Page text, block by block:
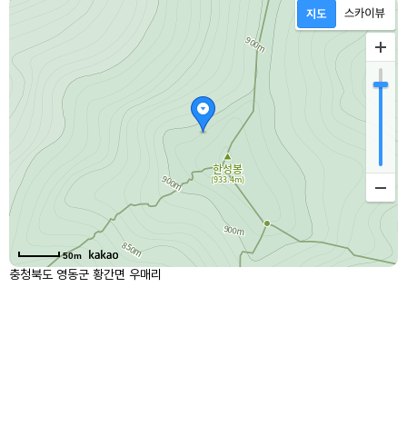
50m
충청북도 영동군 황간면 우매리